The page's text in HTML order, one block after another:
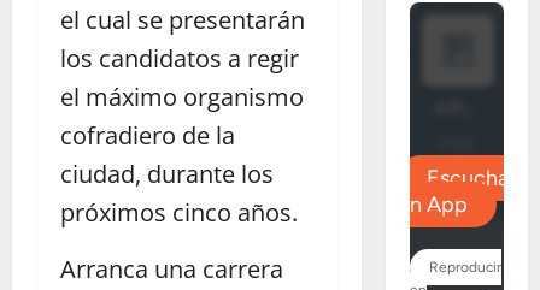
el cual se presentarán
los candidatos a regir
el máximo organismo
cofradiero de la
ciudad, durante los
próximos cinco años.
Arranca una carrera